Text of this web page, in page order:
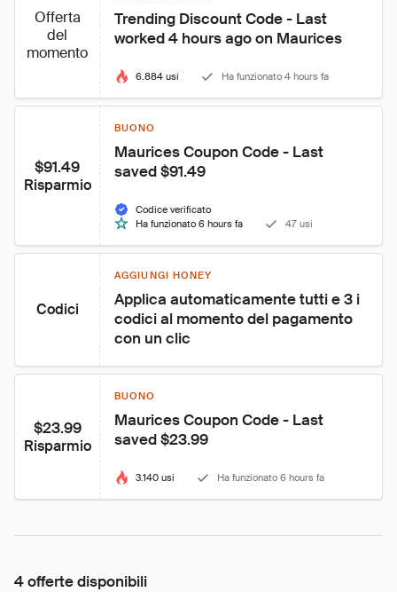
Offerta
del
momento
Trending Discount Code - Last
worked 4 hours ago on Maurices
6.884 usi Ha funzionato 4 hours fa
$91.49
Risparmio
BUONO
Maurices Coupon Code - Last
saved $91.49
Codice verificato
Ha funzionato 6 hours fa
47 usi
Codici
AGGIUNGI HONEY
Applica automaticamente tutti e 3 i
codici al momento del pagamento
con un clic
$23.99
Risparmio
BUONO
Maurices Coupon Code - Last
saved $23.99
3.140 usi Ha funzionato 6 hours fa
4 offerte disponibili